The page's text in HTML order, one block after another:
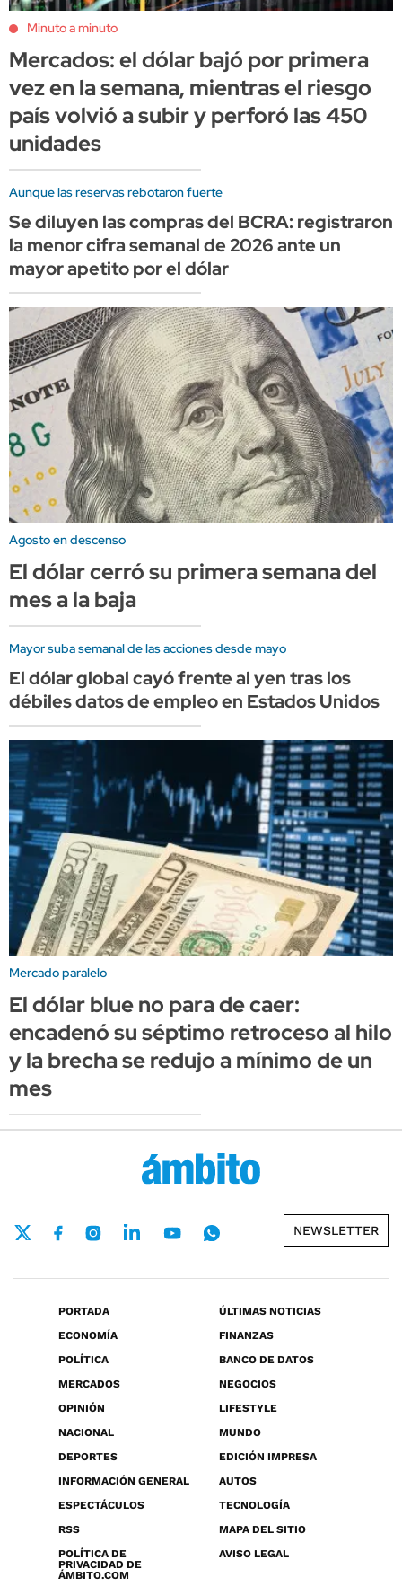
Minuto a minuto
Mercados: el dólar bajó por primera
vez en la semana, mientras el riesgo
país volvió a subir y perforó las 450
unidades
Aunque las reservas rebotaron fuerte
Se diluyen las compras del BCRA: registraron
la menor cifra semanal de 2026 ante un
mayor apetito por el dólar
Agosto en descenso
El dólar cerró su primera semana del
mes a la baja
Mayor suba semanal de las acciones desde mayo
El dólar global cayó frente al yen tras los
débiles datos de empleo en Estados Unidos
Mercado paralelo
El dólar blue no para de caer:
encadenó su séptimo retroceso al hilo
y la brecha se redujo a mínimo de un
mes
NEWSLETTER
PORTADA
ÚLTIMAS NOTICIAS
ECONOMÍA
FINANZAS
POLÍTICA
BANCO DE DATOS
MERCADOS
NEGOCIOS
OPINIÓN
LIFESTYLE
NACIONAL
MUNDO
DEPORTES
EDICIÓN IMPRESA
INFORMACIÓN GENERAL
AUTOS
ESPECTÁCULOS
TECNOLOGÍA
RSS
MAPA DEL SITIO
POLÍTICA DE
PRIVACIDAD DE
ÁMBITO.COM
AVISO LEGAL